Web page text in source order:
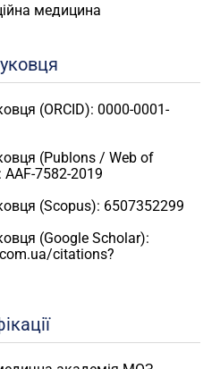
медицина
(ORCID): 0000-0001-
(Publons / Web of
AAF-7582-2019
(Scopus): 6507352299
(Google Scholar):
citations?